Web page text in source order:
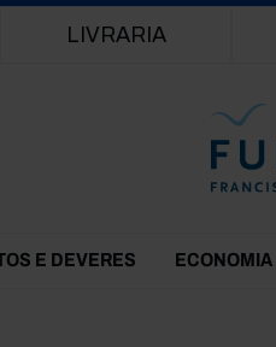
LIVRARIA
E DEVERES ECONOMIA